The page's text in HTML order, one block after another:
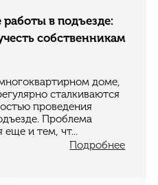
в подъезде:
собственникам
доме,
сталкиваются
проведения
Проблема
еще и тем, чт...
Подробнее